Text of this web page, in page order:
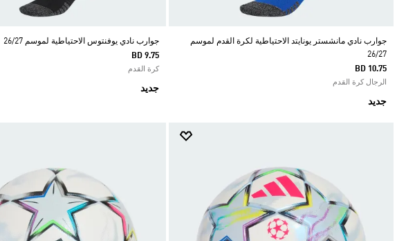
جوارب نادي مانشستر يونايتد الاحتياطية لكرة القدم لموسم
26/27
BD 10.75
الرجال كرة القدم
جديد
جوارب نادي يوفنتوس الاحتياطية لموسم 26/27
BD 9.75
كرة القدم
جديد